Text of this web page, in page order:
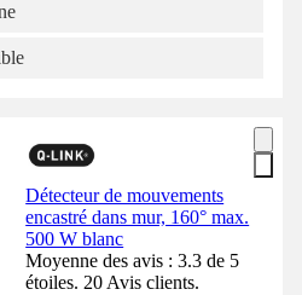
Détecteur de mouvements
encastré dans mur, 160° max.
500 W blanc
Moyenne des avis : 3.3 de 5
étoiles. 20 Avis clients.